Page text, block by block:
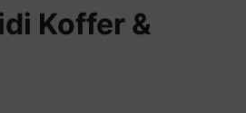
Koffer &